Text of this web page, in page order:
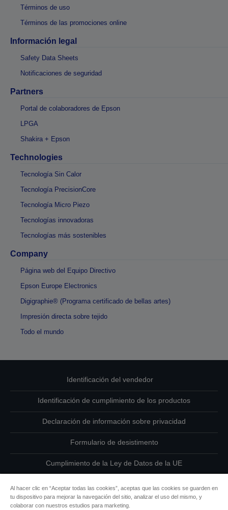
Términos de uso
Términos de las promociones online
Información legal
Safety Data Sheets
Notificaciones de seguridad
Partners
Portal de colaboradores de Epson
LPGA
Shakira + Epson
Technologies
Tecnología Sin Calor
Tecnología PrecisionCore
Tecnología Micro Piezo
Tecnologías innovadoras
Tecnologías más sostenibles
Company
Página web del Equipo Directivo
Epson Europe Electronics
Digigraphie® (Programa certificado de bellas artes)
Impresión directa sobre tejido
Todo el mundo
Identificación del vendedor
Identificación de cumplimiento de los productos
Declaración de información sobre privacidad
Formulario de desistimento
Cumplimiento de la Ley de Datos de la UE
Información sobre cookies
Al hacer clic en “Aceptar todas las cookies”, aceptas que las cookies se guarden en
tu dispositivo para mejorar la navegación del sitio, analizar el uso del mismo, y
colaborar con nuestros estudios para marketing.